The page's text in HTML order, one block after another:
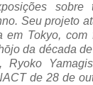
Seu projeto
em Tokyo, com
da década
Ryoko
de 28 de